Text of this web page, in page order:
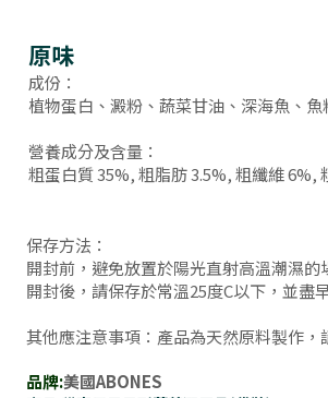
原味
成份：
植物蛋白、澱粉、蔬菜甘油、深海魚、
營養成分及含量：
粗蛋白質 35%, 粗脂肪 3.5%, 粗纖維 6%,
保存方法：
開封前，避免放置於陽光直射高溫
開封後，請保存於常溫25度C以下，並盡
其他應注意事項：產品為天然原料製作
品牌:美國ABONES